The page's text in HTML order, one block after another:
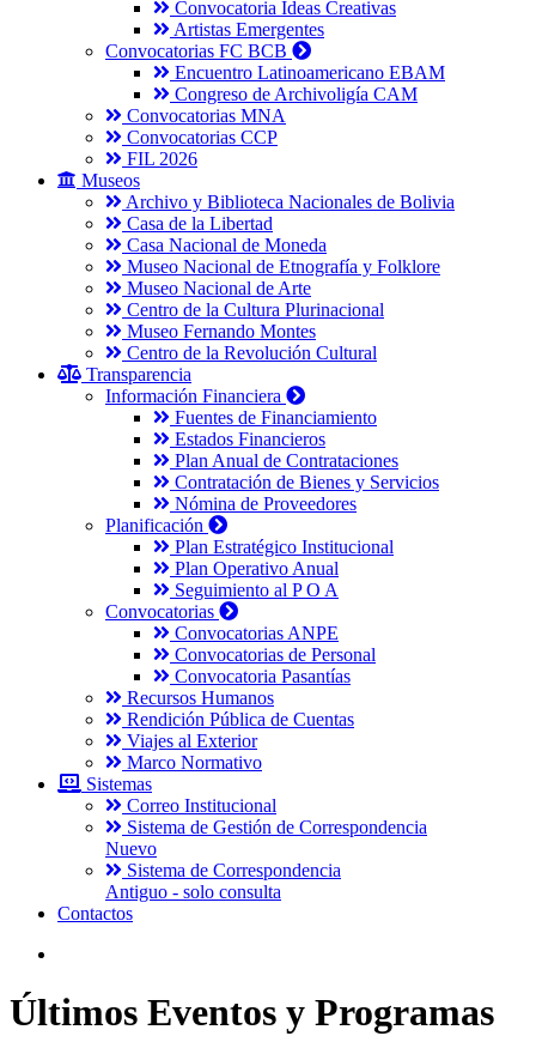
Convocatoria Ideas Creativas
Artistas Emergentes
Convocatorias FC BCB
Encuentro Latinoamericano EBAM
Congreso de Archivoligía CAM
Convocatorias MNA
Convocatorias CCP
FIL 2026
Museos
Archivo y Biblioteca Nacionales de Bolivia
Casa de la Libertad
Casa Nacional de Moneda
Museo Nacional de Etnografía y Folklore
Museo Nacional de Arte
Centro de la Cultura Plurinacional
Museo Fernando Montes
Centro de la Revolución Cultural
Transparencia
Información Financiera
Fuentes de Financiamiento
Estados Financieros
Plan Anual de Contrataciones
Contratación de Bienes y Servicios
Nómina de Proveedores
Planificación
Plan Estratégico Institucional
Plan Operativo Anual
Seguimiento al P O A
Convocatorias
Convocatorias ANPE
Convocatorias de Personal
Convocatoria Pasantías
Recursos Humanos
Rendición Pública de Cuentas
Viajes al Exterior
Marco Normativo
Sistemas
Correo Institucional
Sistema de Gestión de Correspondencia
Nuevo
Sistema de Correspondencia
Antiguo - solo consulta
Contactos
Últimos Eventos y Programas